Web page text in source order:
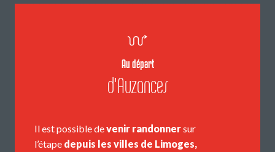
Au départ
d'Auzances
Il est possible devenir randonnersur
l’étape depuis les villes de Limoges,